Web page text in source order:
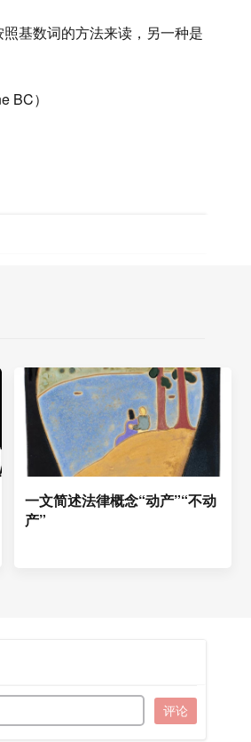
基数词的方法来读，另一种是
BC）
一文简述法律概念“动产”“不动
产”
评论